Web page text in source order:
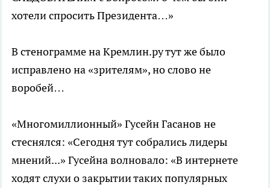
хотели спросить Президента…»
В стенограмме на Кремлин.ру тут же было
исправлено на «зрителям», но слово не
воробей…
«Многомиллионный» Гусейн Гасанов не
стеснялся: «Сегодня тут собрались лидеры
мнений...» Гусейна волновало: «В интернете
ходят слухи о закрытии таких популярных